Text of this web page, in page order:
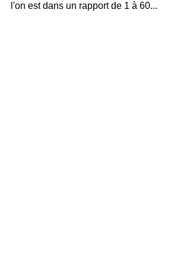
l'on est dans un rapport de 1 à 60...